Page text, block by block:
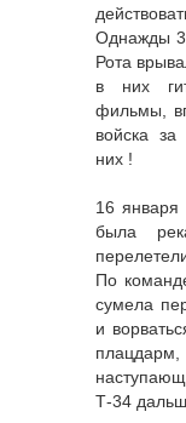
Однажды 3
Рота
в них
фильмы,
войска за
них !
16 января
была
По
сумела
и
плацдарм,
Т-34